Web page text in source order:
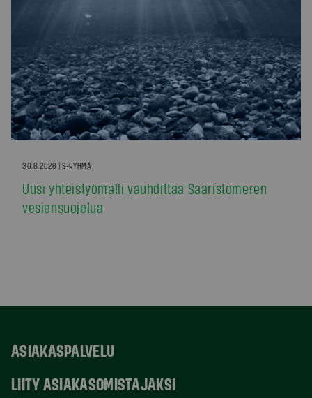
30.6.2026 | S-RYHMÄ
Uusi yhteistyömalli vauhdittaa Saaristomeren
vesiensuojelua
ASIAKASPALVELU
LIITY ASIAKASOMISTAJAKSI